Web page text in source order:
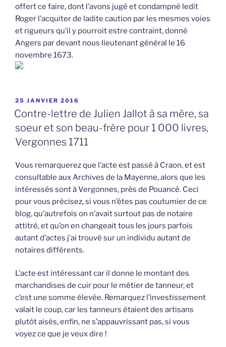
offert ce faire, dont l’avons jugé et condampné ledit
Roger l’acquiter de ladite caution par les mesmes voies
et rigueurs qu’il y pourroit estre contraint, donné
Angers par devant nous lieutenant général le 16
novembre 1673.
PUBLIÉ
LE
25 JANVIER 2016
Contre-lettre de Julien Jallot à sa mère, sa
soeur et son beau-frère pour 1 000 livres,
Vergonnes 1711
Vous remarquerez que l’acte est passé à Craon, et est
consultable aux Archives de la Mayenne, alors que les
intéressés sont à Vergonnes, près de Pouancé. Ceci
pour vous précisez, si vous n’êtes pas coutumier de ce
blog, qu’autrefois on n’avait surtout pas de notaire
attitré, et qu’on en changeait tous les jours parfois
autant d’actes j’ai trouvé sur un individu autant de
notaires différents.
L’acte est intéressant car il donne le montant des
marchandises de cuir pour le métier de tanneur, et
c’est une somme élevée. Remarquez l’investissement
valait le coup, car les tanneurs étaient des artisans
plutôt aisés, enfin, ne s’appauvrissant pas, si vous
voyez ce que je veux dire !